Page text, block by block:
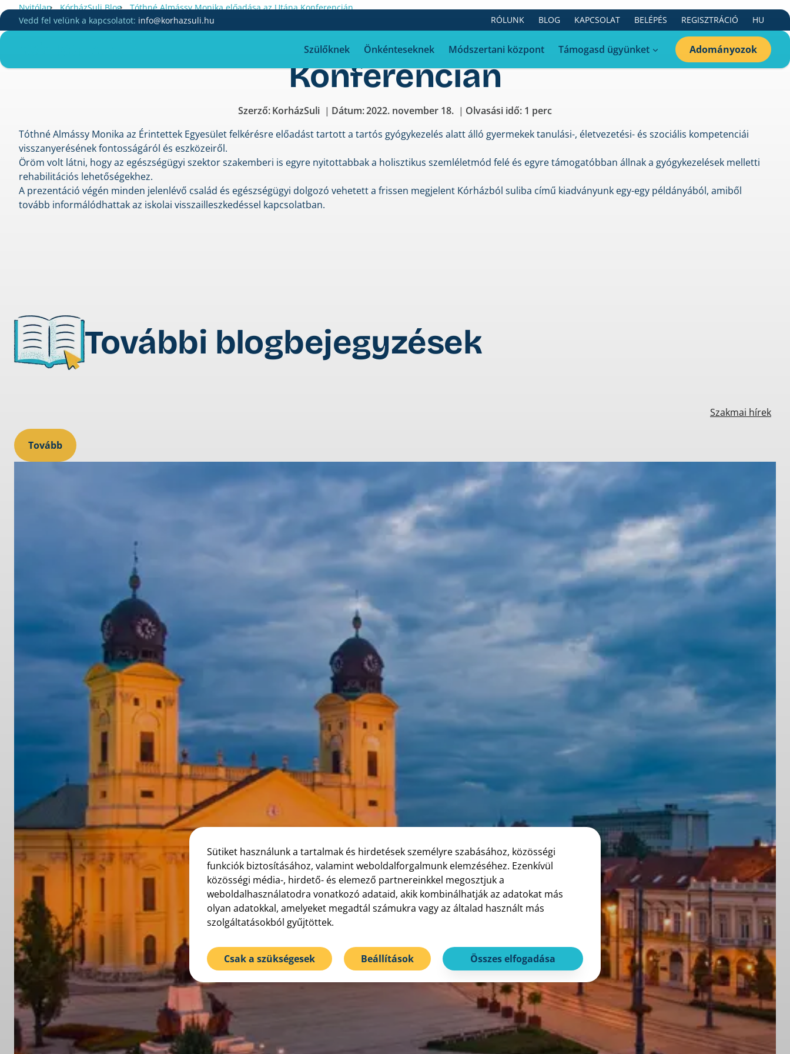
Skip
to
content
Vedd fel velünk a kapcsolatot: info@korhazsuli.hu RÓLUNK BLOG KAPCSOLAT BELÉPÉS REGISZTRÁCIÓ HU
Szülőknek Önkénteseknek Módszertani központ Támogasd ügyünket Adományozok
Nyitólap•KórházSuli Blog•Tóthné Almássy Monika előadása az Utána Konferencián
Tóthné Almássy Monika előadása az Utána
Konferencián
Szerző:KorházSuli Dátum:2022. november 18.
Olvasási idő: 1 perc
Tóthné Almássy Monika az Érintettek Egyesület felkérésre előadást tartott a tartós gyógykezelés alatt álló gyermekek tanulási-, életvezetési- és szociális kompetenciái
visszanyerésének fontosságáról és eszközeiről.
Öröm volt látni, hogy az egészségügyi szektor szakemberi is egyre nyitottabbak a holisztikus szemléletmód felé és egyre támogatóbban állnak a gyógykezelések melletti
rehabilitációs lehetőségekhez.
A prezentáció végén minden jelenlévő család és egészségügyi dolgozó vehetett a frissen megjelent Kórházból suliba című kiadványunk egy-egy példányából, amiből
tovább informálódhattak az iskolai visszailleszkedéssel kapcsolatban.
További blogbejegyzések
Szakmai hírek
Tovább
Sütiket használunk a tartalmak és hirdetések személyre szabásához, közösségi
funkciók biztosításához, valamint weboldalforgalmunk elemzéséhez. Ezenkívül
közösségi média-, hirdető- és elemező partnereinkkel megosztjuk a
weboldalhasználatodra vonatkozó adataid, akik kombinálhatják az adatokat más
olyan adatokkal, amelyeket megadtál számukra vagy az általad használt más
szolgáltatásokból gyűjtöttek.
Összes elfogadása
Beállítások
Csak a szükségesek